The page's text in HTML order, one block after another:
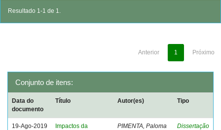
Resultado 1-1 de 1.
Anterior 1 Próximo
Conjunto de itens:
Data do
documento
Título Autor(es) Tipo
19-Ago-2019
Impactos da
PIMENTA, Paloma
Dissertação